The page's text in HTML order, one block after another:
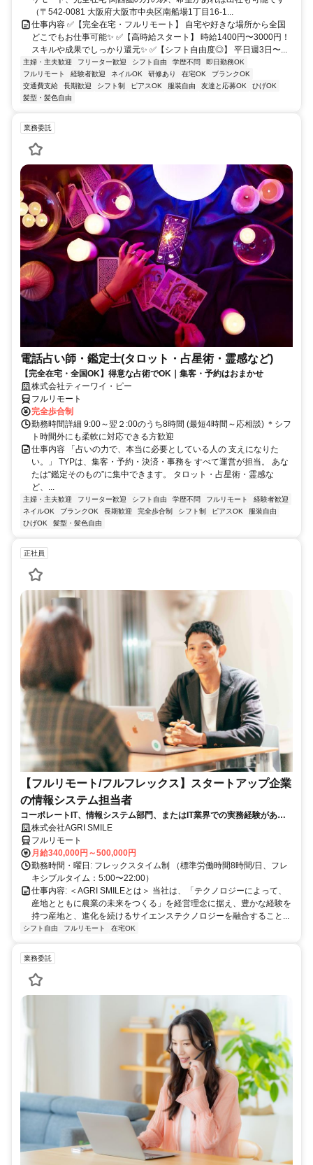
（〒542-0081 大阪府大阪市中央区南船場1丁目16-1...
仕事内容 ✅【完全在宅・フルリモート】 自宅や好きな場所から全国
どこでもお仕事可能✨ ✅【高時給スタート】 時給1400円〜3000円！
スキルや成果でしっかり還元✨ ✅【シフト自由度◎】 平日週3日〜...
主婦・主夫歓迎 フリーター歓迎 シフト自由 学歴不問
即日勤務OK
フルリモート
経験者歓迎 ネイルOK 研修あり 在宅OK
ブランクOK
交通費支給
長期歓迎 シフト制 ピアスOK 服装自由 友達と応募OK
ひげOK
髪型・髪色自由
業務委託
電話占い師・鑑定士(タロット・占星術・霊感など)
【完全在宅・全国OK】得意な占術でOK｜集客・予約はおまかせ
株式会社ティーワイ・ピー
フルリモート
完全歩合制
勤務時間詳細 9:00～翌２:00のうち8時間 (最短4時間～応相談) ＊シフ
ト時間外にも柔軟に対応できる方歓迎
仕事内容 「占いの力で、本当に必要としている人の 支えになりた
い。」 TYPは、集客・予約・決済・事務を すべて運営が担当。 あな
たは“鑑定そのもの”に集中できます。 タロット・占星術・霊感な
ど、...
主婦・主夫歓迎 フリーター歓迎 シフト自由 学歴不問 フルリモート
経験者歓迎
ネイルOK
ブランクOK 長期歓迎 完全歩合制 シフト制 ピアスOK
服装自由
ひげOK
髪型・髪色自由
正社員
【フルリモート/フルフレックス】スタートアップ企業
の情報システム担当者
コーポレートIT、情報システム部門、またはIT業界での実務経験がある
方、大歓迎！
株式会社AGRI SMILE
フルリモート
月給340,000円～500,000円
勤務時間・曜日: フレックスタイム制 （標準労働時間8時間/日、フレ
キシブルタイム：5:00〜22:00）
仕事内容: ＜AGRI SMILEとは＞ 当社は、「テクノロジーによって、
産地とともに農業の未来をつくる」を経営理念に据え、豊かな経験を
持つ産地と、進化を続けるサイエンステクノロジーを融合すること...
シフト自由 フルリモート 在宅OK
業務委託